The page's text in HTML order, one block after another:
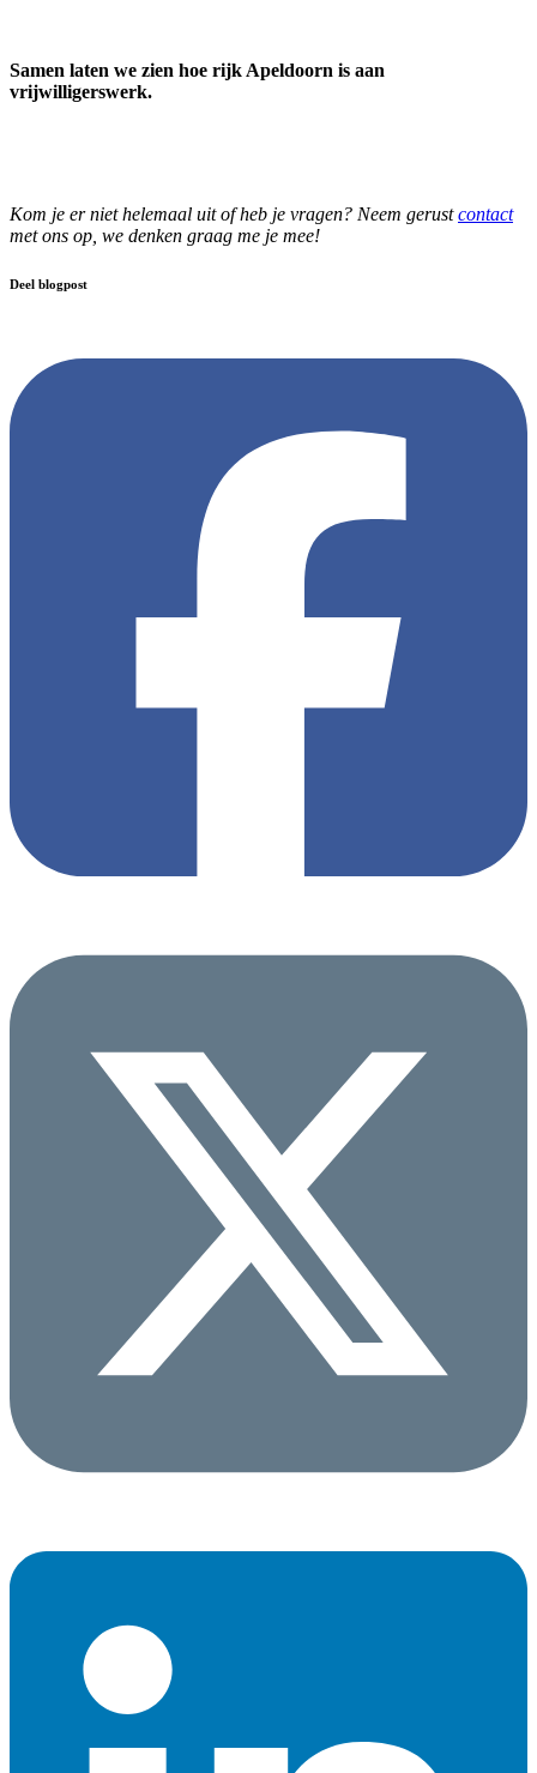
Samen laten we zien hoe rijk Apeldoorn is aan
vrijwilligerswerk.
Kom je er niet helemaal uit of heb je vragen? Neem gerustcontact
met ons op, we denken graag me je mee!
Deel blogpost